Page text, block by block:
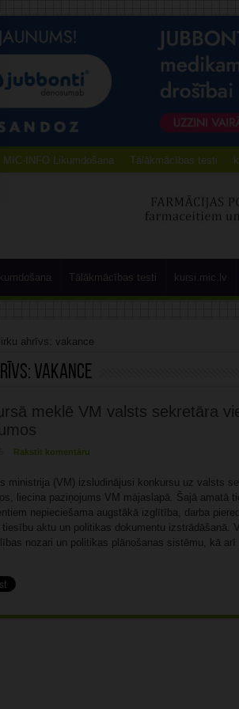
MIC-INFO Likumdošana Tālākmācības testi
Tālākmācības testi kursi.mic.lv
ahrīvs: vakance
vakance
meklē VM valsts sekretāra
Rakstīt komentāru
ministrija (VM) izsludinājusi konkursu uz valsts
liecina paziņojums VM mājaslapā. Šajā amatā
nepieciešama augstākā izglītība, darba
tiesību aktu un politikas dokumentu izstrādāšanā.
nozari un politikas plānošanas sistēmu, kā arī